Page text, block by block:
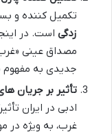
تکمیل کننده و
زدگی است. در
مصداق عینی
جدیدی به مفهوم
تأثیر بر جریان
ادبی در ایران
غرب، به ویژه در